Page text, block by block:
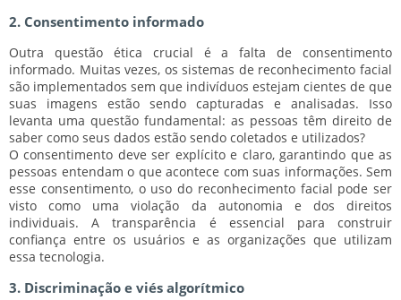
2. Consentimento informado
Outra questão ética crucial é a falta de consentimento
informado. Muitas vezes, os sistemas de reconhecimento facial
são implementados sem que indivíduos estejam cientes de que
suas imagens estão sendo capturadas e analisadas. Isso
levanta uma questão fundamental: as pessoas têm direito de
saber como seus dados estão sendo coletados e utilizados?
O consentimento deve ser explícito e claro, garantindo que as
pessoas entendam o que acontece com suas informações. Sem
esse consentimento, o uso do reconhecimento facial pode ser
visto como uma violação da autonomia e dos direitos
individuais. A transparência é essencial para construir
confiança entre os usuários e as organizações que utilizam
essa tecnologia.
3. Discriminação e viés algorítmico